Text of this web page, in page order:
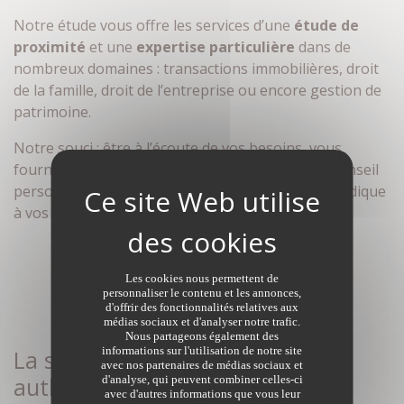
Notre étude vous offre les services d’une étude de
proximité et une expertise particulière dans de
nombreux domaines : transactions immobilières, droit
de la famille, droit de l’entreprise ou encore gestion de
patrimoine.
Notre souci : être à l’écoute de vos besoins, vous
fournir un accompagnement sur mesure et un conseil
personnalisé, garantir la plus grande sécurité juridique
à vos projets.
La sécurité juridique, l’acte
authentique
Les cookies nous permettent de
personnaliser le contenu et les annonces,
d'offrir des fonctionnalités relatives aux
médias sociaux et d'analyser notre trafic.
Nous partageons également des
informations sur l'utilisation de notre site
avec nos partenaires de médias sociaux et
d'analyse, qui peuvent combiner celles-ci
avec d'autres informations que vous leur